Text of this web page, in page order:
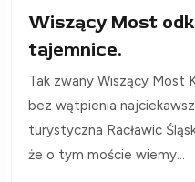
Wiszący Most
tajemnice.
Tak zwany Wiszący Most
bez wątpienia
turystyczna Racławic
że o tym moście wiemy...